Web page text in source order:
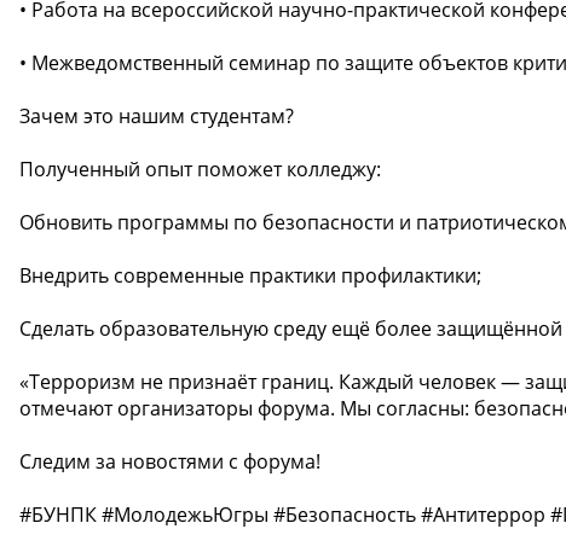
• Работа на всероссийской научно-практической
• Межведомственный семинар по защите объектов
Зачем это нашим студентам?
Полученный опыт поможет колледжу:
Обновить программы по безопасности и
Внедрить современные практики профилактики;
Сделать образовательную среду ещё более
«Терроризм не признаёт границ. Каждый человек —
отмечают организаторы форума. Мы согласны:
Следим за новостями с форума!
#БУНПК #МолодежьЮгры #Безопасность #Антитеррор